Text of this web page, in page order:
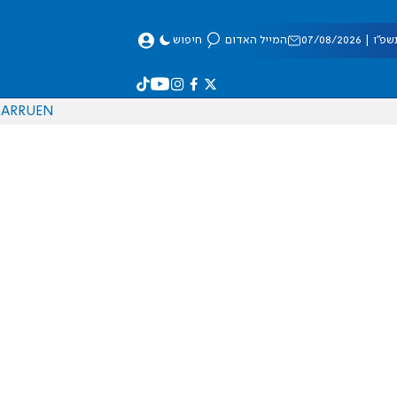
08/2026 המייל האדום חיפוש
EN
RU
AR